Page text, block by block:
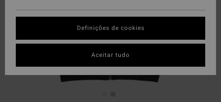
Definições de cookies
Aceitar tudo